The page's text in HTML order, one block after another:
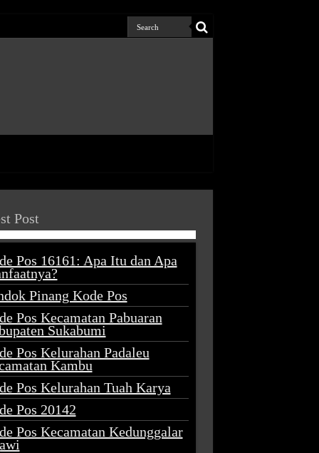
Post
Pos 16161: Apa Itu dan Apa
Pinang Kode Pos
Pos Kecamatan Pabuaran
Sukabumi
Pos Kelurahan Padaleu
Kambu
Pos Kelurahan Tuah Karya
Pos 20142
Pos Kecamatan Kedunggalar